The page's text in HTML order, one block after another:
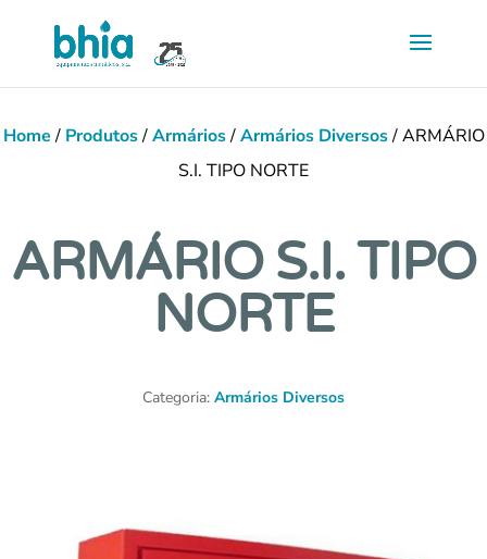
conteúdo
Home/ Produtos/Armários/Armários Diversos/ ARMÁRIO
S.I. TIPO NORTE
ARMÁRIO S.I. TIPO
NORTE
Categoria: Armários Diversos